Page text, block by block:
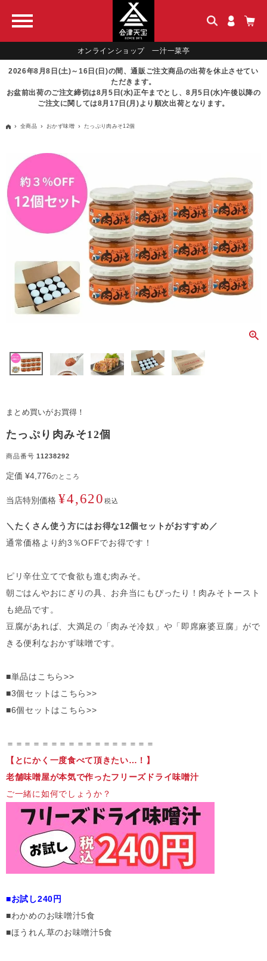
オンラインショップ 一汁一菜亭
2026年8月8日(土)～16日(日)の間、通販ご注文商品の出荷を休止させてい
ただきます。
お盆前出荷のご注文締切は8月5日(水)正午までとし、8月5日(水)午後以降の
ご注文に関しては8月17日(月)より順次出荷となります。
全商品 おかず味噌 たっぷり肉みそ12個
まとめ買いがお買得！
たっぷり肉みそ12個
商品番号 11238292
定価 ¥4,776のところ
当店特別価格 ¥4,620税込
＼たくさん使う方にはお得な12個セットがおすすめ／
通常価格より約3％OFFでお得です！
ピリ辛仕立てで食欲も進む肉みそ。
朝ごはんやおにぎりの具、お弁当にもぴったり！肉みそトースト
も絶品です。
豆腐があれば、大満足の「肉みそ冷奴」や「即席麻婆豆腐」がで
きる便利なおかず味噌です。
■単品はこちら>>
■3個セットはこちら>>
■6個セットはこちら>>
＝＝＝＝＝＝＝＝＝＝＝＝＝＝＝＝＝
【とにかく一度食べて頂きたい…！】
老舗味噌屋が本気で作ったフリーズドライ味噌汁
ご一緒に如何でしょうか？
■お試し240円
■わかめのお味噌汁5食
■ほうれん草のお味噌汁5食